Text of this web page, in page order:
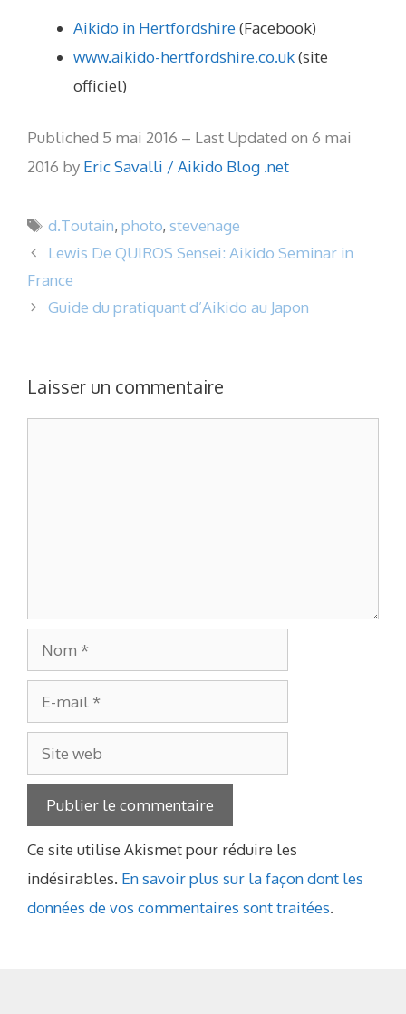
Aikido in Hertfordshire(Facebook)
www.aikido-hertfordshire.co.uk(site
officiel)
Publiched 5 mai 2016 – Last Updated on 6 mai
2016 by Eric Savalli / Aikido Blog .net
Étiquettes
d.Toutain,photo,stevenage
Lewis De QUIROS Sensei: Aikido Seminar in
France
Guide du pratiquant d’Aikido au Japon
Laisser un commentaire
Nom
mail
Site
web
Ce site utilise Akismet pour réduire les
indésirables. En savoir plus sur la façon dont les
données de vos commentaires sont traitées.